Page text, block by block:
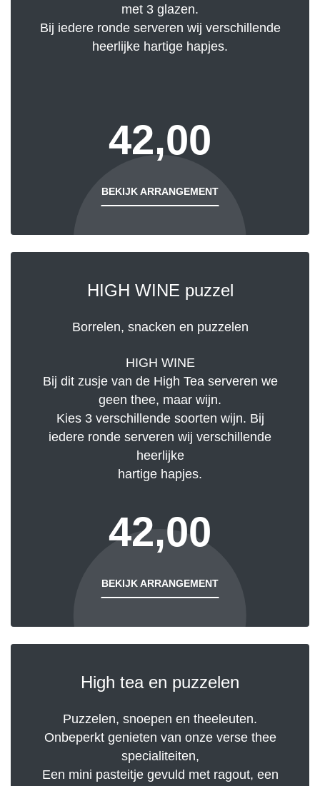
met 3 glazen.
Bij iedere ronde serveren wij verschillende
heerlijke hartige hapjes.
42,00
BEKIJK ARRANGEMENT
HIGH WINE puzzel
Borrelen, snacken en puzzelen
HIGH WINE
Bij dit zusje van de High Tea serveren we
geen thee, maar wijn.
Kies 3 verschillende soorten wijn. Bij
iedere ronde serveren wij verschillende
heerlijke
hartige hapjes.
42,00
BEKIJK ARRANGEMENT
High tea en puzzelen
Puzzelen, snoepen en theeleuten.
Onbeperkt genieten van onze verse thee
specialiteiten,
Een mini pasteitje gevuld met ragout, een